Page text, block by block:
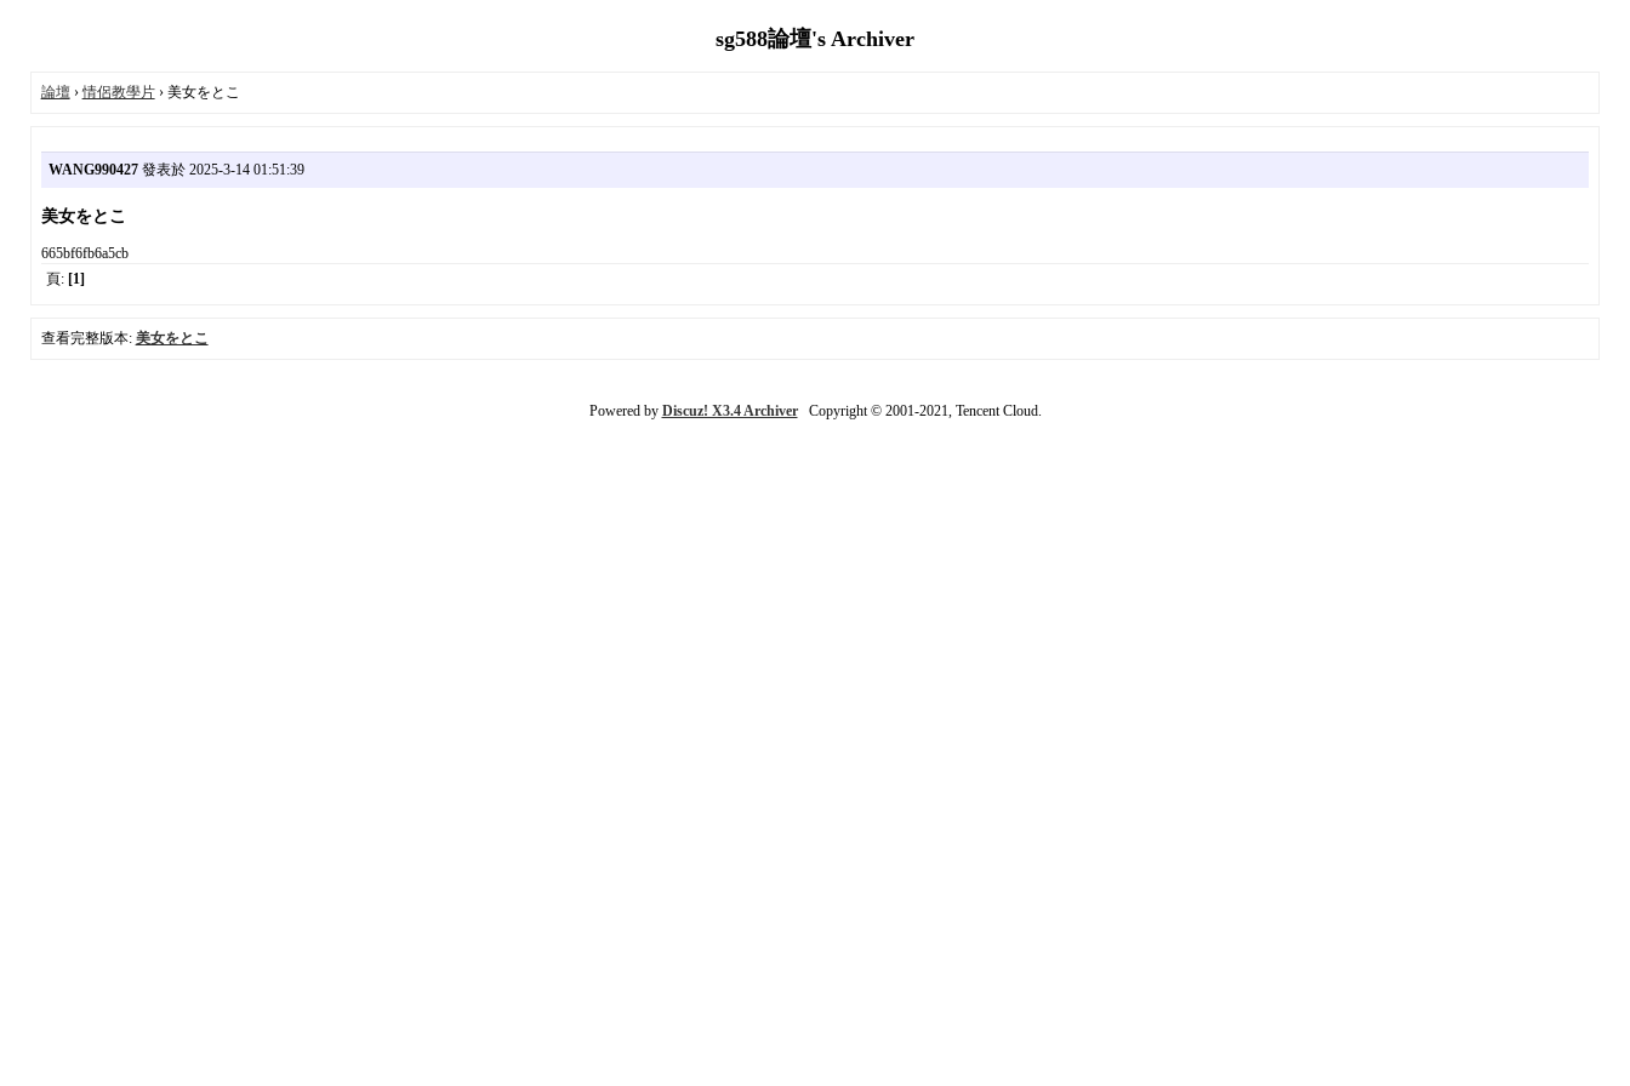
sg588論壇's Archiver
論壇›情侶教學片› 美女をとこ
WANG990427發表於 2025-3-14 01:51:39
美女をとこ
665bf6fb6a5cb
頁: [1]
查看完整版本: 美女をとこ
Powered by Discuz! X3.4 ArchiverCopyright © 2001-2021, Tencent Cloud.